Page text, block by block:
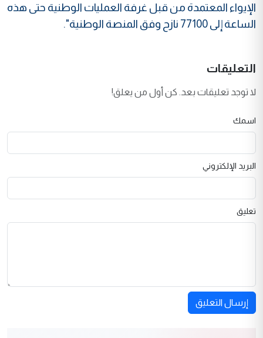
الإيواء المعتمدة من قبل غرفة العمليات الوطنية حتى هذه
الساعة إلى 77100 نازح وفق المنصة الوطنية".
التعليقات
لا توجد تعليقات بعد. كن أول من يعلق!
اسمك
البريد الإلكتروني
تعليق
إرسال التعليق